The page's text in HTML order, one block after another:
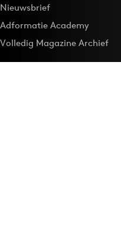
Nieuwsbrief
Adformatie Academy
Volledig Magazine Archief